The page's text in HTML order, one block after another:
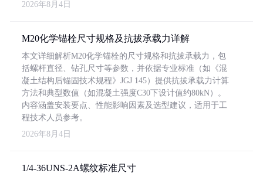
2026年8月4日
M20化学锚栓尺寸规格及抗拔承载力详解
本文详细解析M20化学锚栓的尺寸规格和抗拔承载力，包
括螺杆直径、钻孔尺寸等参数，并依据专业标准（如《混
凝土结构后锚固技术规程》JGJ 145）提供抗拔承载力计算
方法和典型数值（如混凝土强度C30下设计值约80kN）。
内容涵盖安装要点、性能影响因素及选型建议，适用于工
程技术人员参考。
2026年8月4日
1/4-36UNS-2A螺纹标准尺寸